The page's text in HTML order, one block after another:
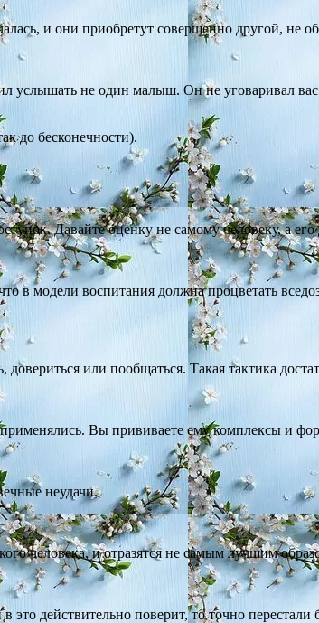
и они приобретут совершенно другой, не
не один малыш. Он не уговаривал вас
до бесконечности).
Давайте оценку не самому человеку, а его
в модели воспитания должна процветать
или пообщаться. Такая тактика
Вы прививаете ему комплексы и
неудачи.
человека, и отразятся не самым лучшим
действительно поверит, то точно перестали